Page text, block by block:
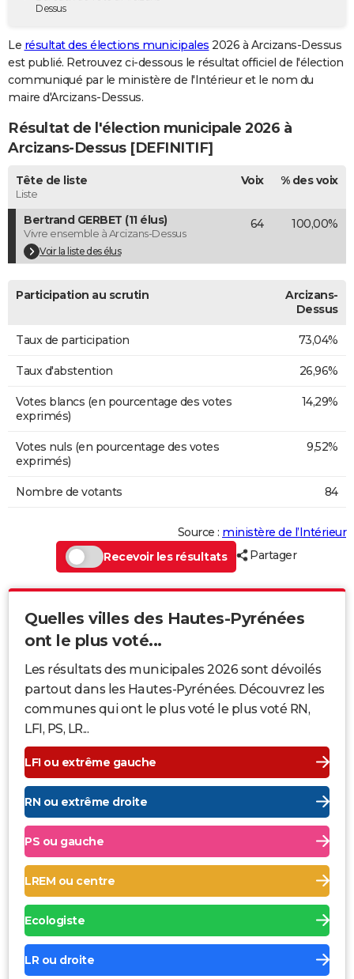
Destinations
City break
Voyage nature
Voyage de noces
Forum
GUIDES D'ACHAT
BONS PLANS
Carte de Noël
Carte Bonne année
Carte Saint-Valentin
Carte Pâques
Carte d'anniversaire
DICTIONNAIRE
Dictionnaire
Biographies
Citations
Expressions
Proverbes
PROGRAMME TV
COPAINS D'AVANT
S'inscrire
Se connecter
Lycées
Collèges
Primaires
Universités
Entreprises
Service militaire
Avis de recherche
AVIS DE DÉCÈS
Bricolage
Television
Dessus
Le résultat des élections municipales 2026 à Arcizans-Dessus
est publié. Retrouvez ci-dessous le résultat officiel de l'élection
communiqué par le ministère de l'Intérieur et le nom du
maire d'Arcizans-Dessus.
Résultat de l'élection municipale 2026 à
Arcizans-Dessus [DEFINITIF]
Tête de liste
Liste
Voix % des voix
Bertrand GERBET (11 élus)
Vivre ensemble à Arcizans-Dessus
Voir la liste des élus
64 100,00%
Participation au scrutin
Arcizans-
Dessus
Taux de participation 73,04%
Taux d'abstention 26,96%
Votes blancs (en pourcentage des votes
exprimés)
14,29%
Votes nuls (en pourcentage des votes
exprimés)
9,52%
Nombre de votants 84
Source : ministère de l’Intérieur
Recevoir les résultats
Partager
Quelles villes des Hautes-Pyrénées
ont le plus voté...
Les résultats des municipales 2026 sont dévoilés
partout dans les Hautes-Pyrénées. Découvrez les
communes qui ont le plus voté le plus voté RN,
LFI, PS, LR...
LFI ou extrême gauche
RN ou extrême droite
PS ou gauche
LREM ou centre
Ecologiste
LR ou droite